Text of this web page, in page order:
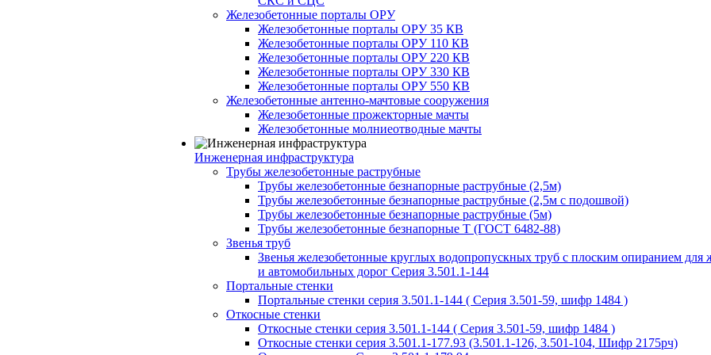
Железобетонные порталы ОРУ
Железобетонные порталы ОРУ 35 КВ
Железобетонные порталы ОРУ 110 КВ
Железобетонные порталы ОРУ 220 КВ
Железобетонные порталы ОРУ 330 КВ
Железобетонные порталы ОРУ 550 КВ
Железобетонные антенно-мачтовые сооружения
Железобетонные прожекторные мачты
Железобетонные молниеотводные мачты
Инженерная инфраструктура
Трубы железобетонные раструбные
Трубы железобетонные безнапорные раструбные (2,5м)
Трубы железобетонные безнапорные раструбные (2,5м с подошвой)
Трубы железобетонные безнапорные раструбные (5м)
Трубы железобетонные безнапорные Т (ГОСТ 6482-88)
Звенья труб
Звенья железобетонные круглых водопропускных труб с плоским опиранием для
и автомобильных дорог Серия 3.501.1-144
Портальные стенки
Портальные стенки серия 3.501.1-144 ( Серия 3.501-59, шифр 1484 )
Откосные стенки
Откосные стенки серия 3.501.1-144 ( Серия 3.501-59, шифр 1484 )
Откосные стенки серия 3.501.1-177.93 (3.501.1-126, 3.501-104, Шифр 2175рч)